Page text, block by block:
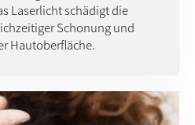
Laserlicht schädigt die
Schonung und
Hautoberfläche.